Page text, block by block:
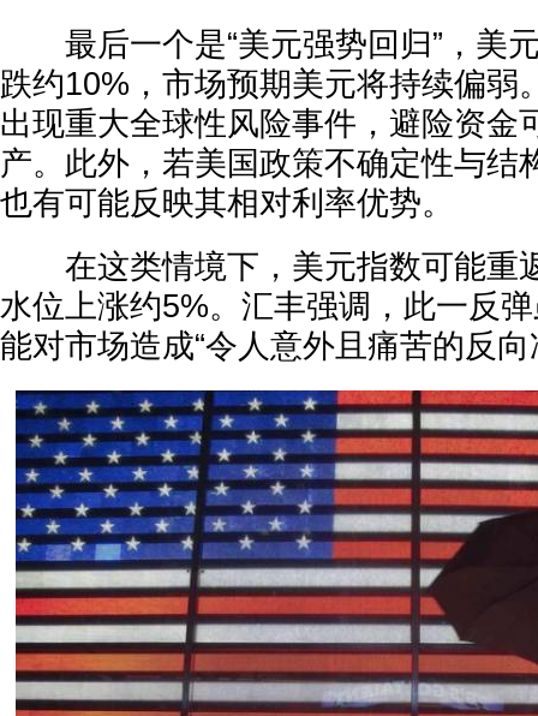
最后一个是“美元强势回归”，美
跌约10%，市场预期美元将持续偏弱
出现重大全球性风险事件，避险资金
产。此外，若美国政策不确定性与结
也有可能反映其相对利率优势。
在这类情境下，美元指数可能重
水位上涨约5%。汇丰强调，此一反
能对市场造成“令人意外且痛苦的反向